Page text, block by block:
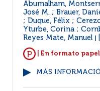
Abumalham,
José M. ; Brauer,
; Duque, Félix ;
Yturbe, Corina ;
Reyes Mate, Manuel
| En formato
MÁS